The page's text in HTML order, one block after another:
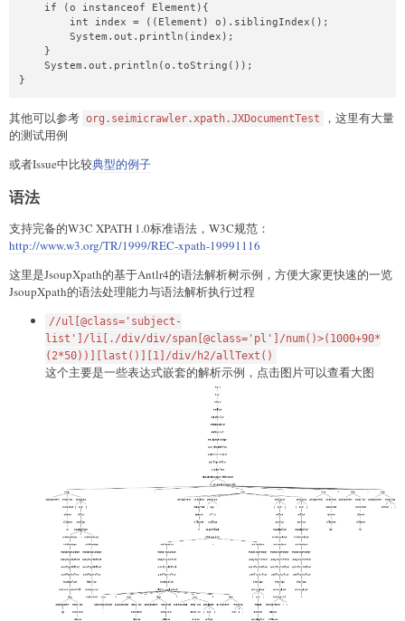
    if (o instanceof Element){
        int index = ((Element) o).siblingIndex();
        System.out.println(index);
    }
    System.out.println(o.toString());
}
其他可以参考 org.seimicrawler.xpath.JXDocumentTest
，这里有大量
的测试用例
或者Issue中比较典型的例子
语法
支持完备的W3C XPATH 1.0标准语法，W3C规范：
http://www.w3.org/TR/1999/REC-xpath-19991116
这里是JsoupXpath的基于Antlr4的语法解析树示例，方便大家更快速的一览
JsoupXpath的语法处理能力与语法解析执行过程
//ul[@class='subject-
list']/li[./div/div/span[@class='pl']/num()>(1000+90*
(2*50))][last()][1]/div/h2/allText()
这个主要是一些表达式嵌套的解析示例，点击图片可以查看大图